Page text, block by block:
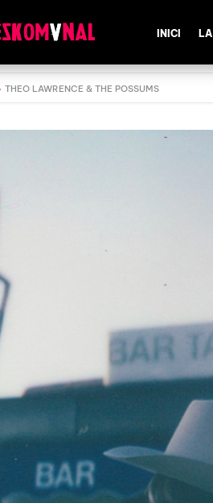
INICI
THEO LAWRENCE & THE POSSUMS